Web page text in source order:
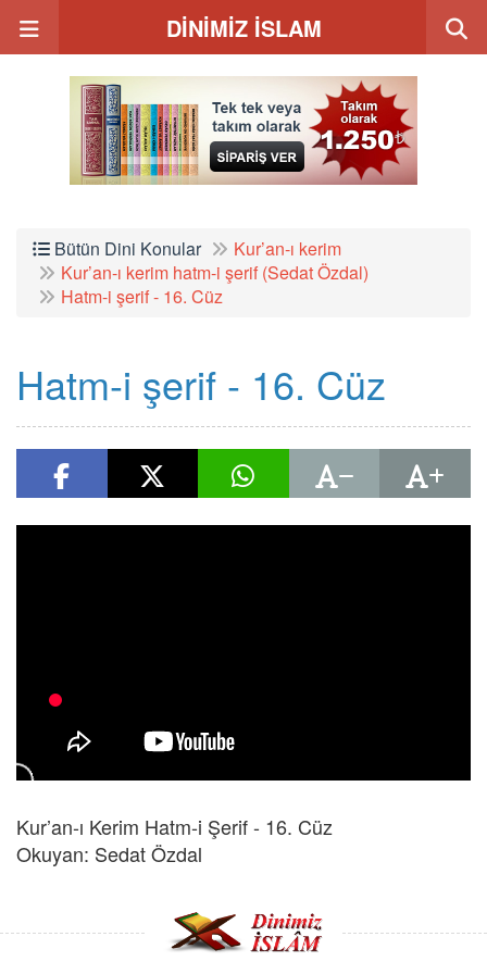
DİNİMİZ İSLAM
Bütün Dini Konular
Kur’an-ı kerim
Kur’an-ı kerim hatm-i şerif (Sedat Özdal)
Hatm-i şerif - 16. Cüz
Hatm-i şerif - 16. Cüz
Kur’an-ı Kerim Hatm-i Şerif - 16. Cüz
Okuyan: Sedat Özdal